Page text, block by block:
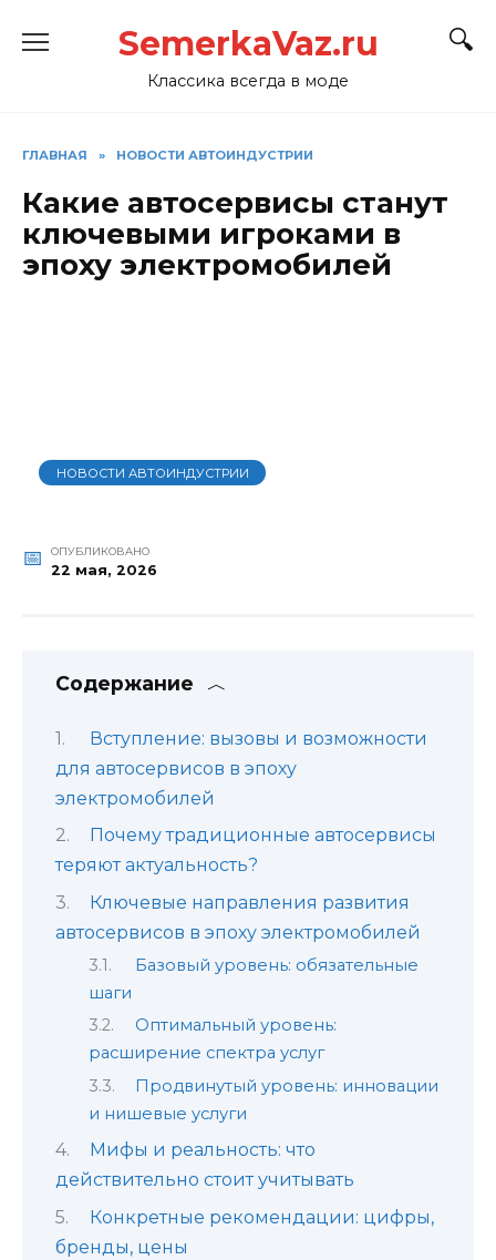
SemerkaVaz.ru
Классика всегда в моде
ГЛАВНАЯ » НОВОСТИ АВТОИНДУСТРИИ
Какие автосервисы станут
ключевыми игроками в
эпоху электромобилей
НОВОСТИ АВТОИНДУСТРИИ
ОПУБЛИКОВАНО
22 мая, 2026
Содержание
Вступление: вызовы и возможности
для автосервисов в эпоху
электромобилей
Почему традиционные автосервисы
теряют актуальность?
Ключевые направления развития
автосервисов в эпоху электромобилей
Базовый уровень: обязательные
шаги
Оптимальный уровень:
расширение спектра услуг
Продвинутый уровень: инновации
и нишевые услуги
Мифы и реальность: что
действительно стоит учитывать
Конкретные рекомендации: цифры,
бренды, цены